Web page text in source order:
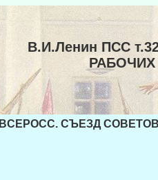
В.И.Ленин ПСС
IBCEPOCC. СЪЕЗД